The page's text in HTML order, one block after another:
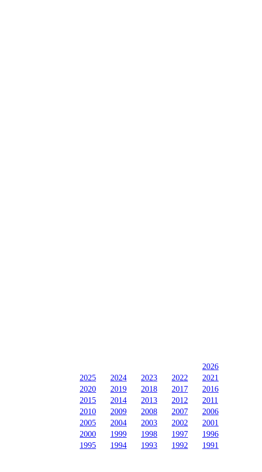
2026
2025
2024 2023 2022
2021
2020
2019 2018 2017
2016
2015
2014 2013 2012
2011
2010
2009 2008 2007
2006
2005
2004 2003 2002
2001
2000
1999 1998 1997
1996
1995
1994 1993 1992 1991